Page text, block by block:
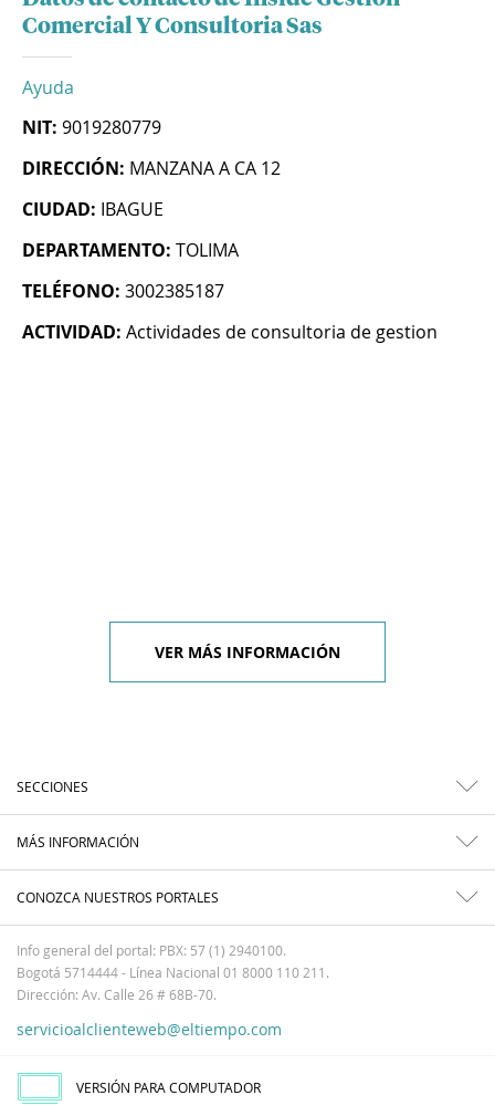
Comercial Y Consultoria Sas
Ayuda
NIT: 9019280779
DIRECCIÓN: MANZANA A CA 12
CIUDAD: IBAGUE
DEPARTAMENTO: TOLIMA
TELÉFONO: 3002385187
ACTIVIDAD: Actividades de consultoria de gestion
VER MÁS INFORMACIÓN
SECCIONES
MÁS INFORMACIÓN
CONOZCA NUESTROS PORTALES
Info general del portal: PBX: 57 (1) 2940100.
Bogotá 5714444 - Línea Nacional 01 8000 110 211.
Dirección: Av. Calle 26 # 68B-70.
servicioalclienteweb@eltiempo.com
VERSIÓN PARA COMPUTADOR